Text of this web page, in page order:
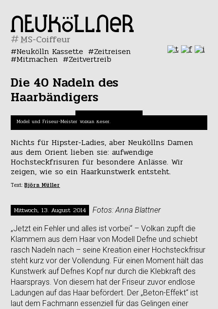
#
Neukölln Kassette Zeitreisen
Mitmachen Zeitvertreib
Die 40 Nadeln des
Haarbändigers
Model und Friseur-Meister Volkan Keser.
Nichts für Hipster-Ladies, aber Neuköllns Damen
aus dem Orient lieben sie: aufwendige
Hochsteckfrisuren für besondere Anlässe. Wir
zeigen, wie so ein Haarkunstwerk entsteht.
Text:Björn Müller
Mittwoch, 13. August 2014
Fotos: Anna Blattner
„Jetzt ein Fehler und alles ist vorbei“ – Volkan zupft die
Klammern aus dem Haar von Modell Defne und schiebt
rasch Nadeln nach – seine Kreation einer Hochsteckfrisur
steht kurz vor der Vollendung. Für einen Moment hält das
Kunstwerk auf Defnes Kopf nur durch die Klebkraft des
Haarsprays. Von diesem hat der Friseur zuvor endlose
Ladungen auf das Haar befördert. Der „Beton-Effekt“ ist
laut dem Fachmann essenziell für das Gelingen einer